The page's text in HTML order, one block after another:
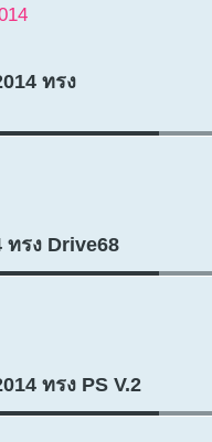
ทรง
ทรง Drive68
ทรง PS V.2